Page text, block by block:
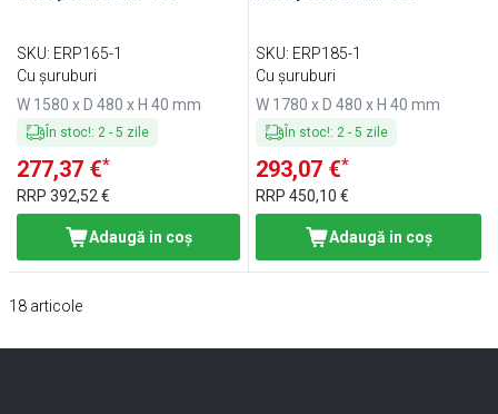
SKU: ERP165-1
Cu șuruburi
W 1580 x D 480 x H 40 mm
În stoc!: 2- 5 zile
277,37 €*
RRP 392,52 €
Adaugă in coş
SKU: ERP185-1
Cu șuruburi
W 1780 x D 480 x H 40 mm
În stoc!: 2 -5 zile
293,07 €*
RRP450,10 €
Adaugă in coş
18 articole